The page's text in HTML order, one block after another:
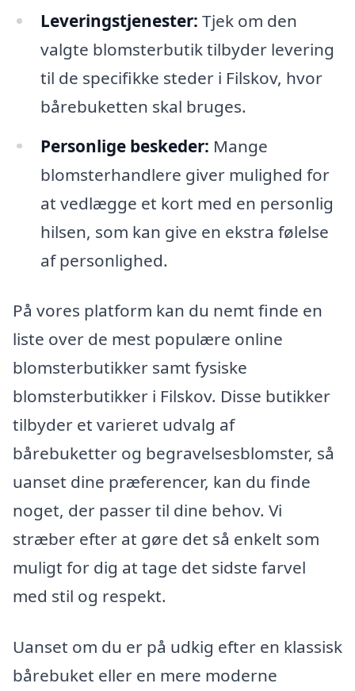
Leveringstjenester: Tjek om den
valgte blomsterbutik tilbyder levering
til de specifikke steder i Filskov, hvor
bårebuketten skal bruges.
Personlige beskeder: Mange
blomsterhandlere giver mulighed for
at vedlægge et kort med en personlig
hilsen, som kan give en ekstra følelse
af personlighed.
På vores platform kan du nemt finde en
liste over de mest populære online
blomsterbutikker samt fysiske
blomsterbutikker i Filskov. Disse butikker
tilbyder et varieret udvalg af
bårebuketter og begravelsesblomster, så
uanset dine præferencer, kan du finde
noget, der passer til dine behov. Vi
stræber efter at gøre det så enkelt som
muligt for dig at tage det sidste farvel
med stil og respekt.
Uanset om du er på udkig efter en klassisk
bårebuket eller en mere moderne